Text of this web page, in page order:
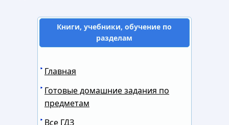
Книги, учебники, обучение по
разделам
Главная
Готовые домашние задания по
предметам
Все ГДЗ